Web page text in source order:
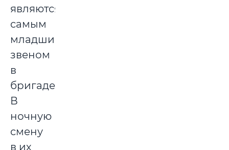
являются
самым
младшим
звеном
в
бригаде.
В
ночную
смену
в их